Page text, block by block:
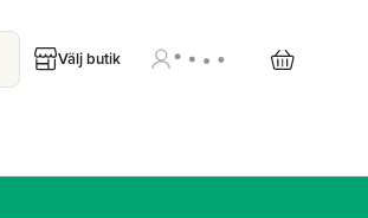
Välj butik